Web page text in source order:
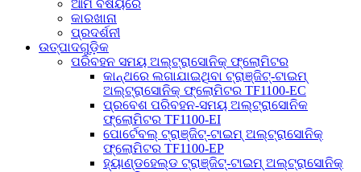
ଆମ ବିଷୟରେ
କାରଖାନା
ପ୍ରଦର୍ଶନୀ
ଉତ୍ପାଦଗୁଡ଼ିକ
ପରିବହନ ସମୟ ଅଲ୍ଟ୍ରାସୋନିକ୍ ଫ୍ଲୋମିଟର
କାନ୍ଥରେ ଲଗାଯାଇଥିବା ଟ୍ରାଞ୍ଜିଟ୍-ଟାଇମ୍
ଅଲ୍ଟ୍ରାସୋନିକ୍ ଫ୍ଲୋମିଟର TF1100-EC
ପ୍ରବେଶ ପରିବହନ-ସମୟ ଅଲ୍ଟ୍ରାସୋନିକ
ଫ୍ଲୋମିଟର TF1100-EI
ପୋର୍ଟେବଲ୍ ଟ୍ରାଞ୍ଜିଟ୍-ଟାଇମ୍ ଅଲ୍ଟ୍ରାସୋନିକ୍
ଫ୍ଲୋମିଟର TF1100-EP
ହ୍ୟାଣ୍ଡହେଲ୍ଡ ଟ୍ରାଞ୍ଜିଟ୍-ଟାଇମ୍ ଅଲ୍ଟ୍ରାସୋନିକ୍